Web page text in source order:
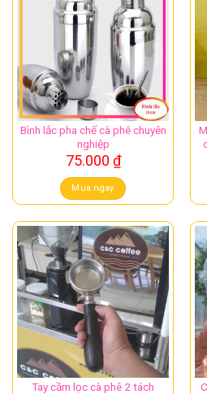
Bình lắc pha chế cà phê chuyên
nghiệp
75.000 ₫
Mua ngay
Tay cầm lọc cà phê 2 tách